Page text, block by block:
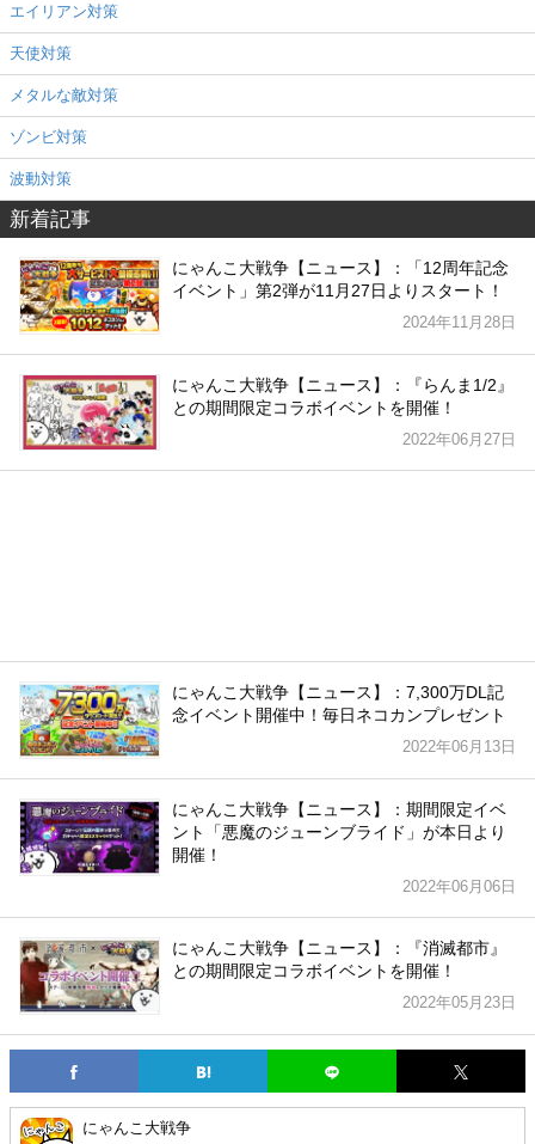
エイリアン対策
天使対策
メタルな敵対策
ゾンビ対策
波動対策
新着記事
にゃんこ大戦争【ニュース】：「12周年記念
イベント」第2弾が11月27日よりスタート！
2024年11月28日
にゃんこ大戦争【ニュース】：『らんま1/2』
との期間限定コラボイベントを開催！
2022年06月27日
にゃんこ大戦争【ニュース】：7,300万DL記
念イベント開催中！毎日ネコカンプレゼント
2022年06月13日
にゃんこ大戦争【ニュース】：期間限定イベ
ント「悪魔のジューンブライド」が本日より
開催！
2022年06月06日
にゃんこ大戦争【ニュース】：『消滅都市』
との期間限定コラボイベントを開催！
2022年05月23日
にゃんこ大戦争